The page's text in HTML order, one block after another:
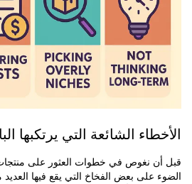
الشائعة التي يرتكبها البائعون
نغوص في خطوات العثور على منتجات رائعة،
على بعض الفخاخ التي يقع فيها العديد من